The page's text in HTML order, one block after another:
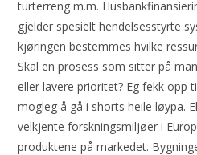
turterreng m.m.
gjelder spesielt hendelsesstyrte
kjøringen bestemmes hvilke
Skal en prosess som sitter på
eller lavere prioritet? Eg fekk opp
mogleg å gå i shorts heile løypa.
velkjente forskningsmiljøer i
produktene på markedet.